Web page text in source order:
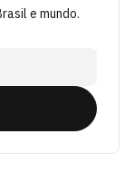
e mundo.